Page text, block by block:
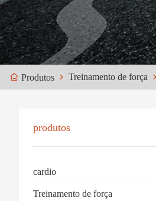
Produtos Treinamento de força
produtos
cardio
Treinamento de força